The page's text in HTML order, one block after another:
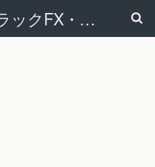
鬼隼（グッドラックFX・改）